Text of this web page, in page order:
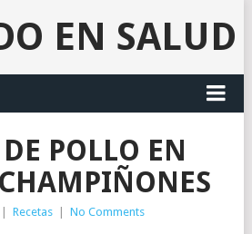
EN SALUD
POLLO EN
Recetas No Comments